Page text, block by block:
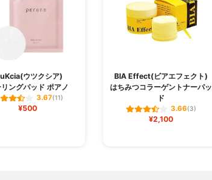
ウツクシア)
リングパッド ポアノ
3.67(11)
¥500
BIA Effect(ビアエフェクト)
はちみつコラーゲントナーパッ
ド
3.66(3)
¥2,100